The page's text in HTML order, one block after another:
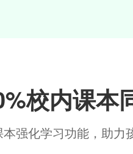
校内课本
本强化学习功能，助力